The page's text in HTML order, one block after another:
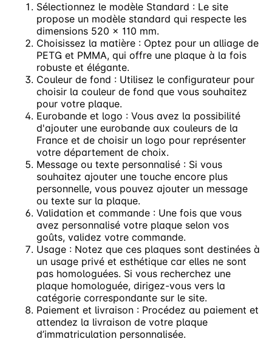
Sélectionnez le modèle Standard : Le site
propose un modèle standard qui respecte les
dimensions 520 x 110 mm.
Choisissez la matière : Optez pour un alliage de
PETG et PMMA, qui offre une plaque à la fois
robuste et élégante.
Couleur de fond : Utilisez le configurateur pour
choisir la couleur de fond que vous souhaitez
pour votre plaque.
Eurobande et logo : Vous avez la possibilité
d'ajouter une eurobande aux couleurs de la
France et de choisir un logo pour représenter
votre département de choix.
Message ou texte personnalisé : Si vous
souhaitez ajouter une touche encore plus
personnelle, vous pouvez ajouter un message
ou texte sur la plaque.
Validation et commande : Une fois que vous
avez personnalisé votre plaque selon vos
goûts, validez votre commande.
Usage : Notez que ces plaques sont destinées à
un usage privé et esthétique car elles ne sont
pas homologuées. Si vous recherchez une
plaque homologuée, dirigez-vous vers la
catégorie correspondante sur le site.
Paiement et livraison : Procédez au paiement et
attendez la livraison de votre plaque
d’immatriculation personnalisée.